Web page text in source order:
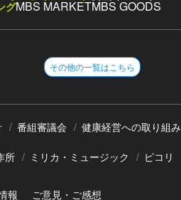
グMBS MARKETMBS GOODS
その他の一覧はこちら
番組審議会 健康経営への取り組み
所 ミリカ・ミュージック ピコリ
報 ご意見・ご感想